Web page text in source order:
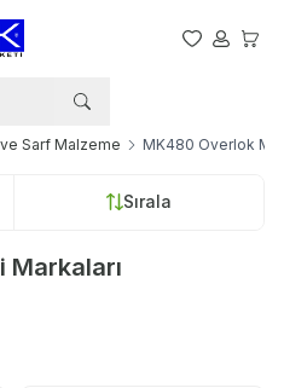
Favorilerim
Hesabım
Sarf Malzeme MK480 Overlok
Sırala
Markaları